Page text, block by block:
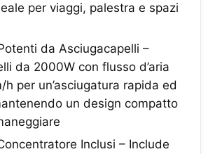
per viaggi, palestra e spazi
da Asciugacapelli –
da 2000W con flusso d’aria
per un’asciugatura rapida ed
un design compatto
Inclusi – Include